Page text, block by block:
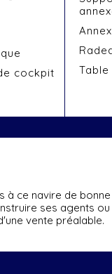
cockpit
ce navire de
ses agents
vente préalable.